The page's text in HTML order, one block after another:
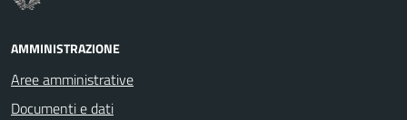
AMMINISTRAZIONE
Aree amministrative
Documenti e dati